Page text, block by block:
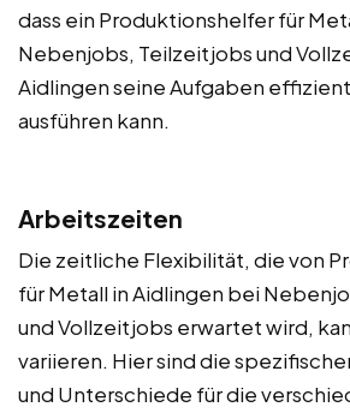
dass ein Produktionshelfer für
Nebenjobs, Teilzeitjobs und
Aidlingen seine Aufgaben
ausführen kann.
Arbeitszeiten
Die zeitliche Flexibilität, die von
für Metall in Aidlingen bei
und Vollzeitjobs erwartet wird,
variieren. Hier sind die
und Unterschiede für die